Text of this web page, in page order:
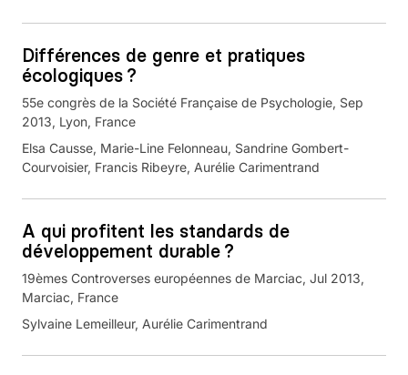
Différences de genre et pratiques
écologiques ?
55e congrès de la Société Française de Psychologie, Sep
2013, Lyon, France
Elsa Causse, Marie-Line Felonneau, Sandrine Gombert-
Courvoisier, Francis Ribeyre, Aurélie Carimentrand
A qui profitent les standards de
développement durable ?
19èmes Controverses européennes de Marciac, Jul 2013,
Marciac, France
Sylvaine Lemeilleur, Aurélie Carimentrand